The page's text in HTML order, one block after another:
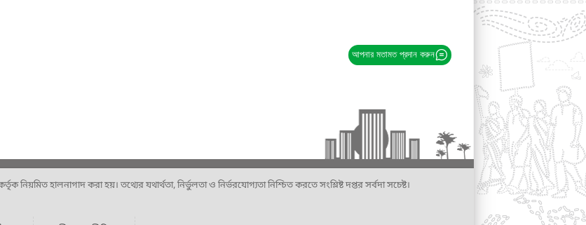
আপনার মতামত প্রদান করুন
নিয়মিত হালনাগাদ করা হয়। তথ্যের যথার্থতা, নির্ভুলতা ও নির্ভরযোগ্যতা নিশ্চিত করতে সংশ্লিষ্ট দপ্তর সর্বদা সচেষ্ট।